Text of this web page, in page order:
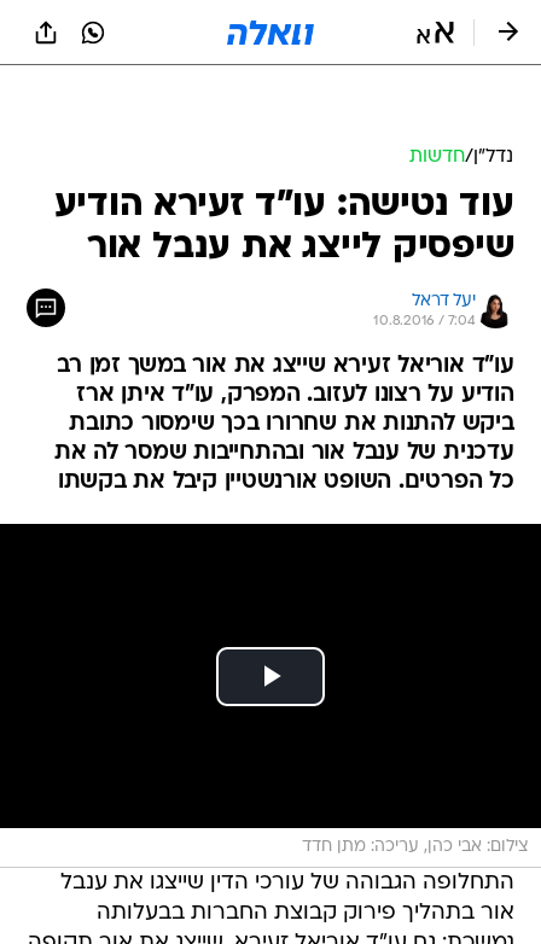
נדל״ן/חדשות
עוד נטישה: עו"ד זעירא הודיע
שיפסיק לייצג את ענבל אור
יעל דראל
10.8.2016 / 7:04
עו"ד אוריאל זעירא שייצג את אור במשך זמן רב
הודיע על רצונו לעזוב. המפרק, עו"ד איתן ארז
ביקש להתנות את שחרורו בכך שימסור כתובת
עדכנית של ענבל אור ובהתחייבות שמסר לה את
כל הפרטים. השופט אורנשטיין קיבל את בקשתו
צילום: אבי כהן, עריכה: מתן חדד
התחלופה הגבוהה של עורכי הדין שייצגו את ענבל
אור בתהליך פירוק קבוצת החברות בבעלותה